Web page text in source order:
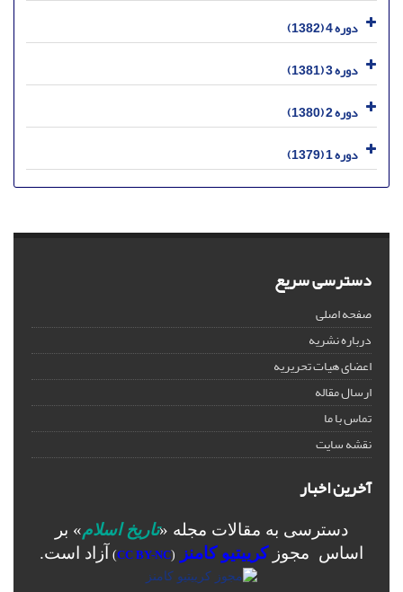
دوره 4 (1382)
دوره 3 (1381)
دوره 2 (1380)
دوره 1 (1379)
دسترسی سریع
صفحه اصلی
درباره نشریه
اعضای هیات تحریریه
ارسال مقاله
تماس با ما
نقشه سایت
آخرین اخبار
دسترسی به مقالات مجله «تاریخ اسلام» بر
اساس مجوزکرییتیو کامنز (
CC BY-NC
) آزاد است.